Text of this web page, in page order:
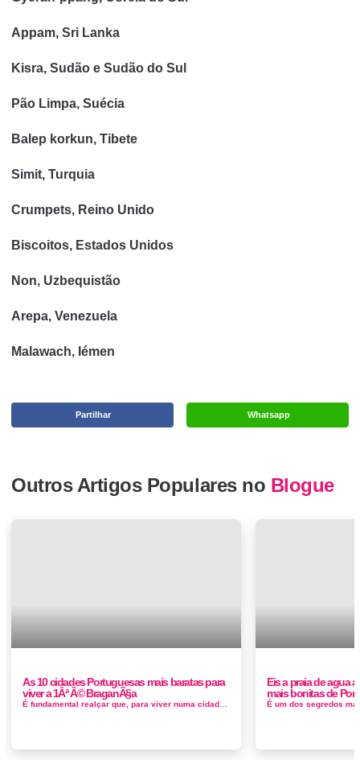
Appam, Sri Lanka
Kisra, Sudão e Sudão do Sul
Pão Limpa, Suécia
Balep korkun, Tibete
Simit, Turquia
Crumpets, Reino Unido
Biscoitos, Estados Unidos
Non, Uzbequistão
Arepa, Venezuela
Malawach, Iémen
Whatsapp
Partilhar
Outros Artigos Populares no Blogue
As 10 cidades Portuguesas mais baratas para
viver a 1Âª Ã© BraganÃ§a
Eis a praia de agua
mais bonitas de